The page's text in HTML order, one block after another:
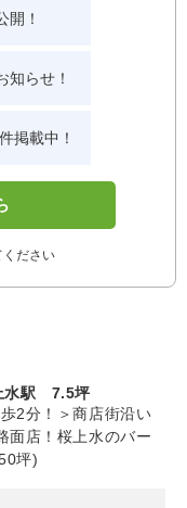
開！
知らせ！
件掲載中！
ください
水駅 7.5坪
2分！＞商店街沿い
面店！桜上水のバー
坪)